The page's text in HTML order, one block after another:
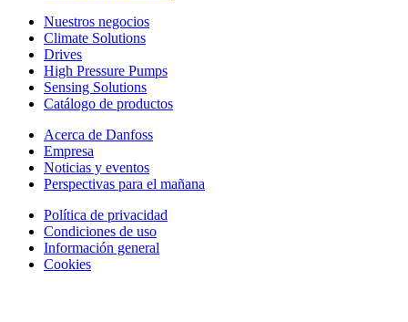
Nuestros negocios
Climate Solutions
Drives
High Pressure Pumps
Sensing Solutions
Catálogo de productos
Acerca de Danfoss
Empresa
Noticias y eventos
Perspectivas para el mañana
Política de privacidad
Condiciones de uso
Información general
Cookies